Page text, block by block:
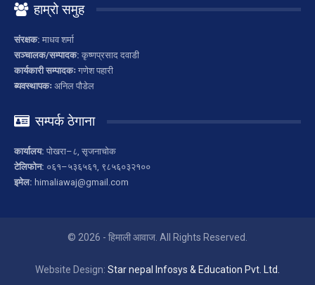
हाम्रो समुह
संरक्षक: माधव शर्मा
सञ्चालक/सम्पादक: कृष्णप्रसाद दवाडी
कार्यकारी सम्पादकः गणेश पहारी
ब्यवस्थापकः अनिल पौडेल
सम्पर्क ठेगाना
कार्यालय: पोखरा–८, सृजनाचोक
टेलिफोन: ०६१–५३६५६१, ९८५६०३२१००
इमेल: himaliawaj@gmail.com
© 2026 - हिमाली आवाज. All Rights Reserved.
Website Design: Star nepal Infosys & Education Pvt. Ltd.